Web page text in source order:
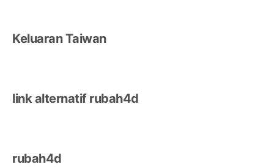
Keluaran Taiwan
link alternatif rubah4d
rubah4d